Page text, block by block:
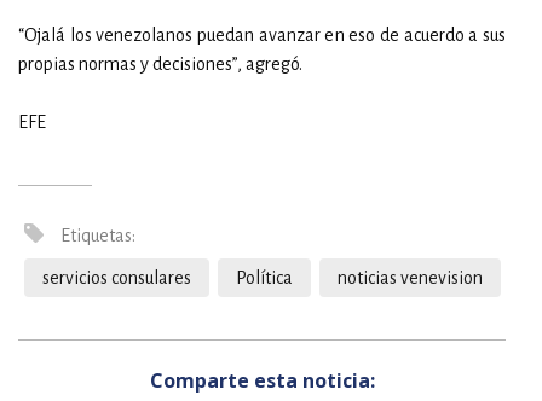
“Ojalá los venezolanos puedan avanzar en eso de acuerdo a sus
propias normas y decisiones”, agregó.
EFE
Etiquetas:
servicios consulares Política noticias venevision
Comparte esta noticia: